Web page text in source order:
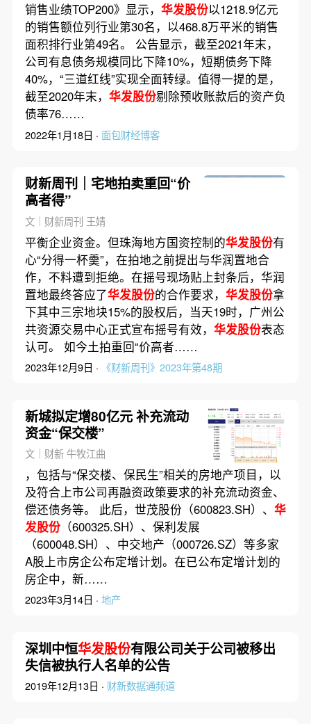
销售业绩TOP200》显示， 华发股份以1218.9亿元
的销售额位列行业第30名，以468.8万平米的销售
面积排行业第49名。 公告显示，截至2021年末，
公司有息债务规模同比下降10%，短期债务下降
40%，“三道红线”实现全面转绿。值得一提的是，
截至2020年末， 华发股份剔除预收账款后的资产负
债率76……
2022年1月18日 · 面包财经博客
财新周刊｜宅地拍卖重回“价
高者得”
文｜财新周刊 王婧
平衡企业资金。但珠海地方国资控制的华发股份有
心“分得一杯羹”，在拍地之前提出与华润置地合
作，不料遭到拒绝。在摇号现场贴上封条后，华润
置地最终答应了华发股份的合作要求， 华发股份拿
下其中三宗地块15%的股权后，当天19时，广州公
共资源交易中心正式宣布摇号有效， 华发股份表态
认可。 如今土拍重回“价高者……
2023年12月9日 · 《财新周刊》2023年第48期
新城拟定增80亿元 补充流动
资金“保交楼”
文｜财新 牛牧江曲
，包括与“保交楼、保民生”相关的房地产项目，以
及符合上市公司再融资政策要求的补充流动资金、
偿还债务等。 此后，世茂股份（600823.SH）、 华
发股份（600325.SH）、保利发展
（600048.SH）、中交地产（000726.SZ）等多家
A股上市房企公布定增计划。在已公布定增计划的
房企中，新……
2023年3月14日 · 地产
深圳中恒华发股份有限公司关于公司被移出
失信被执行人名单的公告
2019年12月13日 · 财新数据通频道